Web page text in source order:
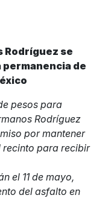
Rodríguez se
de
pesos para
Rodríguez
por mantener
recinto para recibir
el 11 de mayo,
del asfalto en